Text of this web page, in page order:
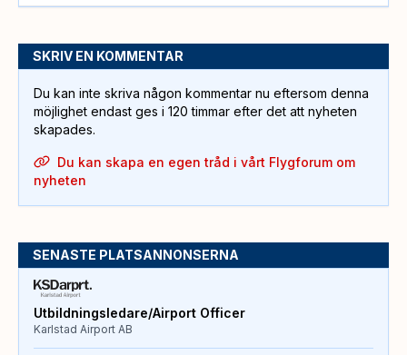
SKRIV EN KOMMENTAR
Du kan inte skriva någon kommentar nu eftersom denna
möjlighet endast ges i 120 timmar efter det att nyheten
skapades.
Du kan skapa en egen tråd i vårt Flygforum om
nyheten
SENASTE PLATSANNONSERNA
Utbildningsledare/Airport Officer
Karlstad Airport AB